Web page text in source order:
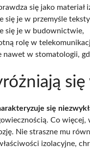
się jako materiał
się je w przemyśle
się je w budownictwie,
rolę w
nawet w stomatologii,
się
się
Co
Nie straszne mu
izolacyjne,